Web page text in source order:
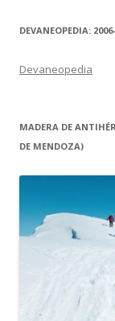
DEVANEOPEDIA:
Devaneopedia
MADERA DE
DE MENDOZA)